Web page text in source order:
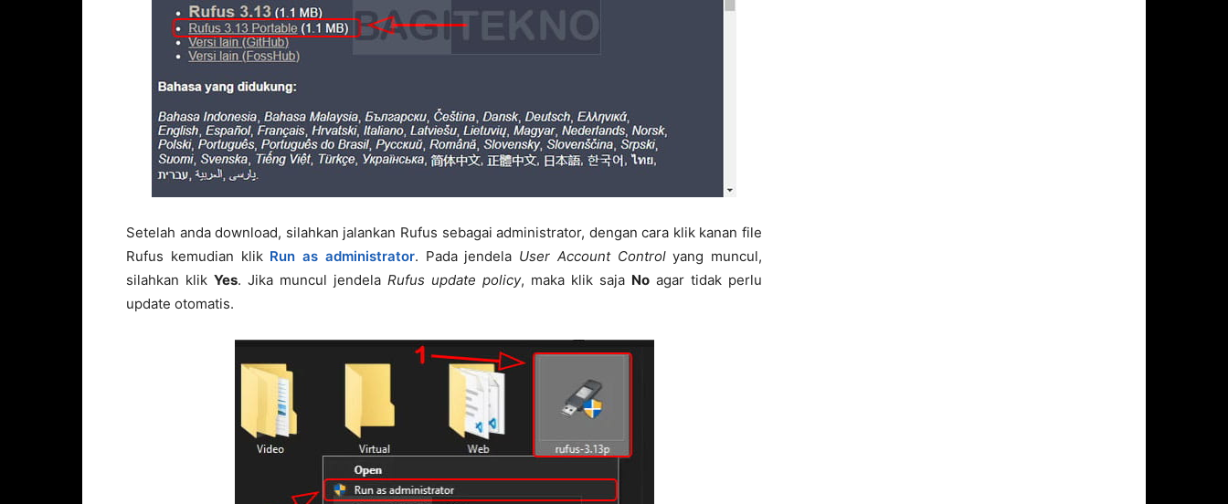
Setelah anda download, silahkan jalankan Rufus sebagai administrator, dengan cara klik kanan file
Rufus kemudian klik Run as administrator. Pada jendela User Account Controlyang muncul,
silahkan klik Yes. Jika muncul jendela Rufus update policy, maka klik saja No agar tidak perlu
update otomatis.